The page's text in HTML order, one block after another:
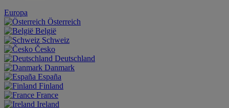
Europa
Österreich
België
Schweiz
Česko
Deutschland
Danmark
España
Finland
France
Ireland